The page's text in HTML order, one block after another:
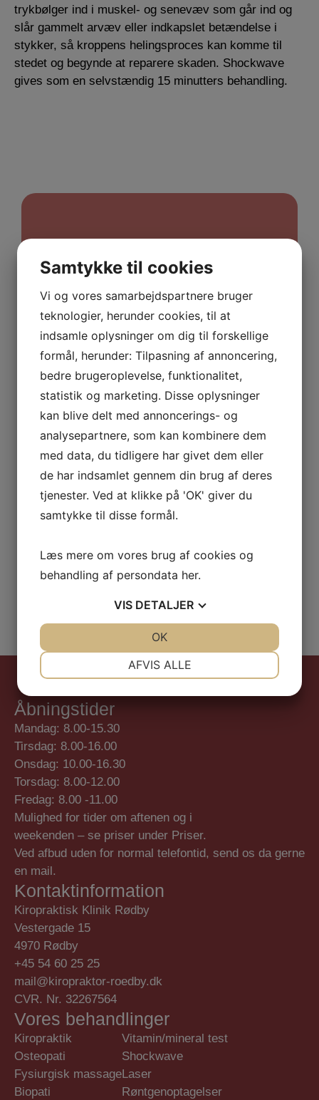
trykbølger ind i muskel- og senevæv som går ind og
slår gammelt arvæv eller indkapslet betændelse i
stykker, så kroppens helingsproces kan komme til
stedet og begynde at reparere skaden. Shockwave
gives som en selvstændig 15 minutters behandling.
Har du smerter, spørgsmål eller brug for
Uanset om du ønsker at bestille en tid, høre
mere om vores behandlinger eller blot har
et spørgsmål, er du altid velkommen til at
54 60 25 25
Kontakt os
tilbage til dig snarest.
Åbningstider
Mandag: 8.00-15.30
Tirsdag: 8.00-16.00
Onsdag: 10.00-16.30
Torsdag: 8.00-12.00
Fredag: 8.00 -11.00
Mulighed for tider om aftenen og i
weekenden – se priser under Priser.
Ved afbud uden for normal telefontid, send os da gerne
en mail.
Kontaktinformation
Kiropraktisk Klinik Rødby
Vestergade 15
4970 Rødby
+45 54 60 25 25
mail@kiropraktor-roedby.dk
CVR. Nr. 32267564
Vores behandlinger
Kiropraktik
Osteopati
Fysiurgisk massage
Biopati
Vitamin/mineral test
Shockwave
Laser
Røntgenoptagelser
Samtykke til cookies
Vi og vores samarbejdspartnere bruger
teknologier, herunder cookies, til at
indsamle oplysninger om dig til forskellige
formål, herunder: Tilpasning af annoncering,
bedre brugeroplevelse, funktionalitet,
statistik og marketing. Disse oplysninger
kan blive delt med annoncerings- og
analysepartnere, som kan kombinere dem
med data, du tidligere har givet dem eller
de har indsamlet gennem din brug af deres
tjenester. Ved at klikke på 'OK' giver du
samtykke til disse formål.
Læs mere om vores brug af cookies og
behandling af persondata her.
VIS DETALJER
MARKETING
AFVIS ALLE
OK